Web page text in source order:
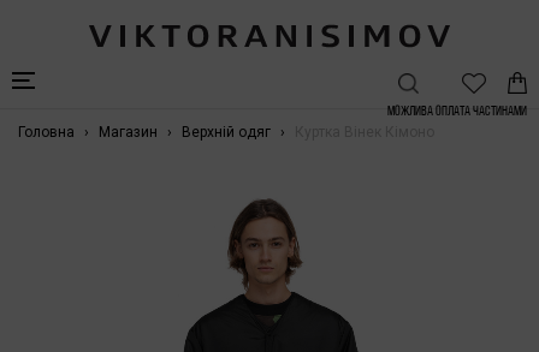
Можлива Оплата частинами
Головна Магазин Верхній одяг